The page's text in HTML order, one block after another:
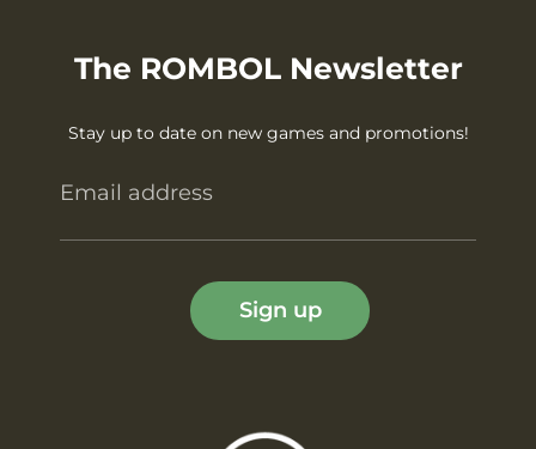
The ROMBOL Newsletter
Stay up to date on new games and promotions!
Email address
Sign up